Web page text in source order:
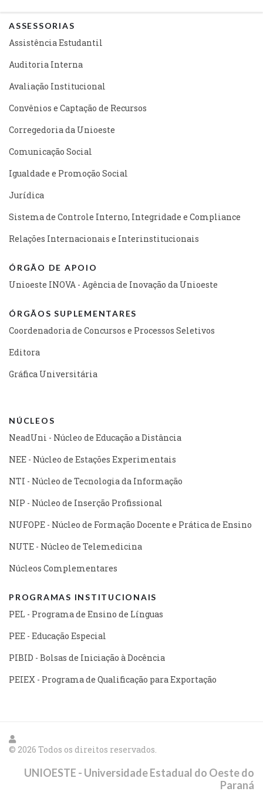
ASSESSORIAS
Assistência Estudantil
Auditoria Interna
Avaliação Institucional
Convênios e Captação de Recursos
Corregedoria da Unioeste
Comunicação Social
Igualdade e Promoção Social
Jurídica
Sistema de Controle Interno, Integridade e Compliance
Relações Internacionais e Interinstitucionais
ÓRGÃO DE APOIO
Unioeste INOVA - Agência de Inovação da Unioeste
ÓRGÃOS SUPLEMENTARES
Coordenadoria de Concursos e Processos Seletivos
Editora
Gráfica Universitária
NÚCLEOS
NeadUni - Núcleo de Educação a Distância
NEE - Núcleo de Estações Experimentais
NTI - Núcleo de Tecnologia da Informação
NIP - Núcleo de Inserção Profissional
NUFOPE - Núcleo de Formação Docente e Prática de Ensino
NUTE - Núcleo de Telemedicina
Núcleos Complementares
PROGRAMAS INSTITUCIONAIS
PEL - Programa de Ensino de Línguas
PEE - Educação Especial
PIBID - Bolsas de Iniciação à Docência
PEIEX - Programa de Qualificação para Exportação
© 2026 Todos os direitos reservados.
UNIOESTE - Universidade Estadual do Oeste do
Paraná